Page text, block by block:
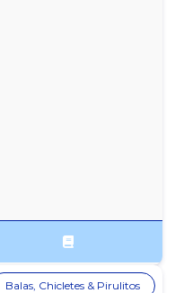
Balas, Chicletes & Pirulitos